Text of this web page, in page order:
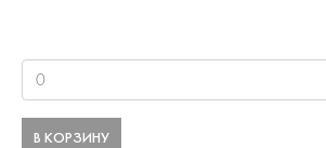
В КОРЗИНУ